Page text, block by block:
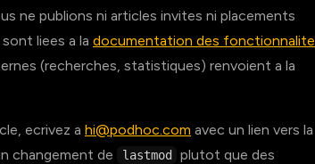
ne publions ni articles invites ni placements
liees a la documentation des
(recherches, statistiques) renvoient a la
ecrivez a hi@podhoc.com avec un lien vers la
changement de
lastmod
plutot que des